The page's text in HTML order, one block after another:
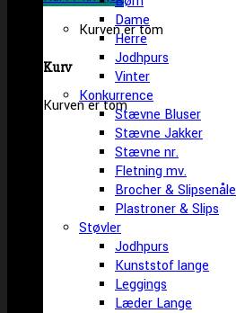
Kurven er tom
Kurv
Kurven er tom
Dame
Herre
Jodhpurs
Vinter
Konkurrence
Stævne Bluser
Stævne Jakker
Stævne nr.
Fletning mv.
Brocher & Slipsenåle
Plastroner & Slips
Støvler
Jodhpurs
Kunststof lange
Leggings
Læder Lange